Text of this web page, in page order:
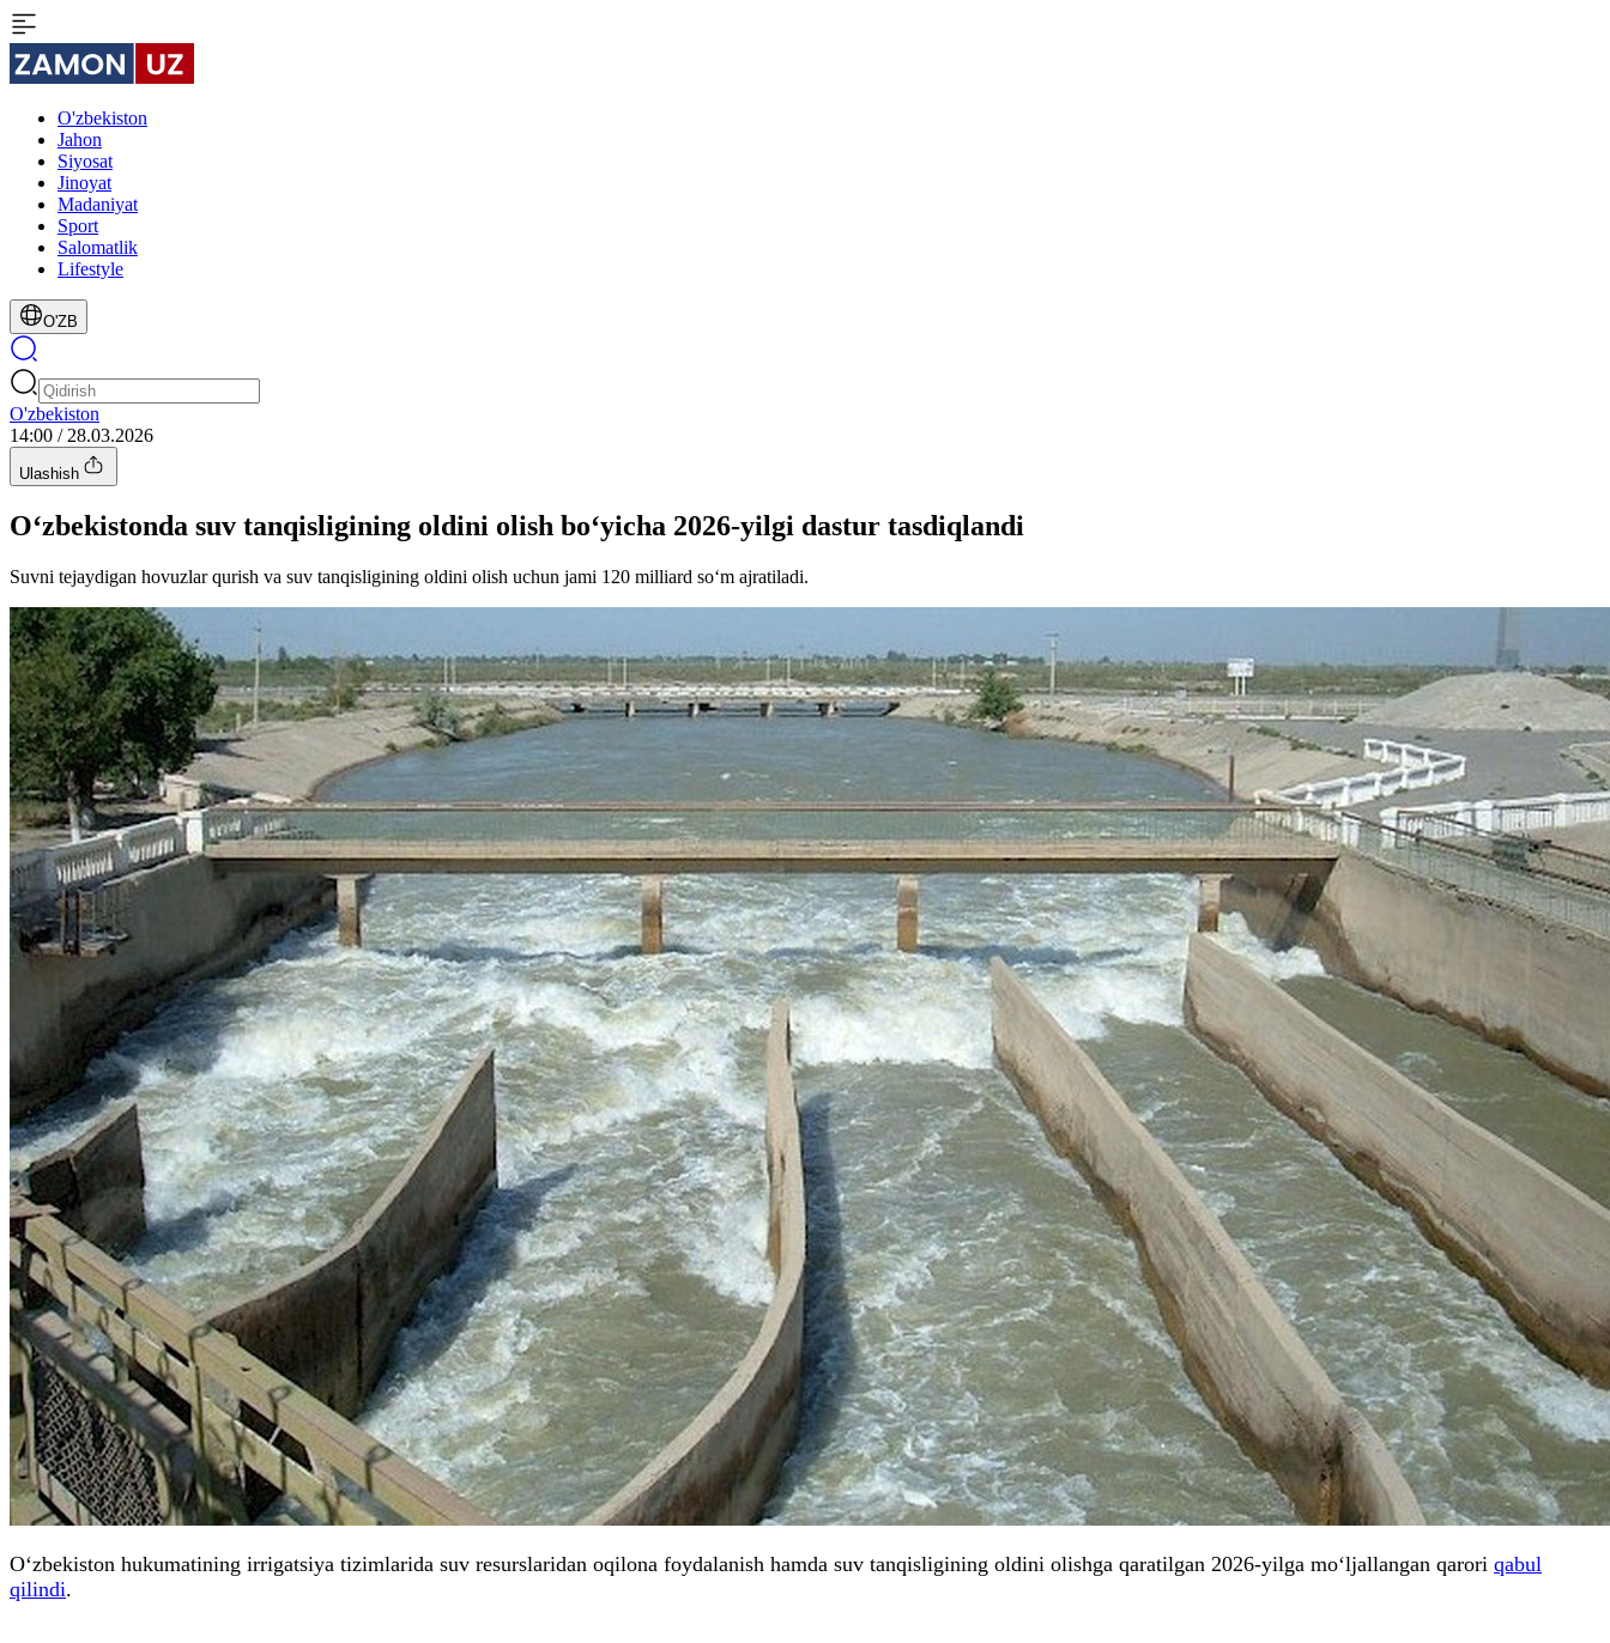
O'zbekiston
Jahon
Siyosat
Jinoyat
Madaniyat
Sport
Salomatlik
Lifestyle
O'ZB
O'zbekiston
14:00 / 28.03.2026
Ulashish
O‘zbekistonda suv tanqisligining oldini olish bo‘yicha 2026-yilgi dastur tasdiqlandi
Suvni tejaydigan hovuzlar qurish va suv tanqisligining oldini olish uchun jami 120 milliard so‘m ajratiladi.
O‘zbekiston hukumatining irrigatsiya tizimlarida suv resurslaridan oqilona foydalanish hamda suv tanqisligining oldini olishga qaratilgan 2026-yilga mo‘ljallangan qarori qabul
qilindi.